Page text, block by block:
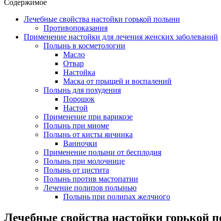
Содержимое
Лечебные свойства настойки горькой полыни
Противопоказания
Применение настойки для лечения женских заболеваний
Полынь в косметологии
Масло
Отвар
Настойка
Маска от прыщей и воспалений
Полынь для похудения
Порошок
Настой
Применение при варикозе
Полынь при миоме
Полынь от кисты яичника
Ванночки
Применение полыни от бесплодия
Полынь при молочнице
Полынь от цистита
Полынь против мастопатии
Лечение полипов полынью
Полынь при полипах желчного
Лечебные свойства настойки горькой